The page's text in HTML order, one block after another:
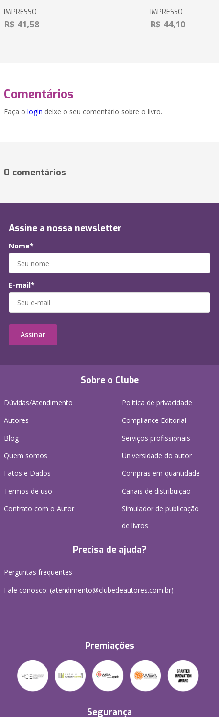
IMPRESSO
R$ 41,58
IMPRESSO
R$ 44,10
Comentários
Faça o login deixe o seu comentário sobre o livro.
0 comentários
Sobre o Clube
Dúvidas/Atendimento
Autores
Blog
Quem somos
Fatos e Dados
Termos de uso
Contrato com o Autor
Política de privacidade
Compliance Editorial
Serviços profissionais
Universidade do autor
Compras em quantidade
Canais de distribuição
Simulador de publicação
de livros
Precisa de ajuda?
Perguntas frequentes
Fale conosco: (atendimento@clubedeautores.com.br)
Premiações
Segurança
Assine a nossa newsletter
Nome*
E-mail*
Assinar